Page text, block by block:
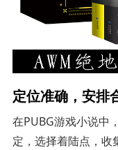
定位准确，安排
在PUBG游戏小说中
定，选择着陆点，收